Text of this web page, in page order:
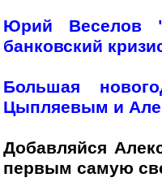
Юрий Веселов
банковский
Большая
Цыпляевым и
Добавляйся
первым самую